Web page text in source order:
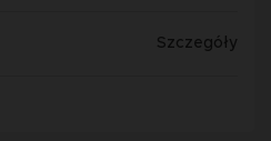
Szczegóły